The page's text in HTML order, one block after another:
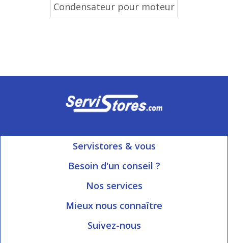
Condensateur pour moteur
Servistores & vous
Mon compte
Besoin d'un conseil ?
Ouvert du Lundi au Vendredi
Nos services
Informations livraison
Blog Servistores
Mieux nous connaître
Qui sommes-nous?
Suivez-nous